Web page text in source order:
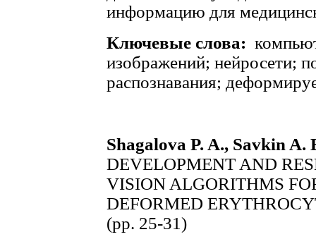
информацию для
Ключевые слова:
изображений; нейросети;
распознавания;
Shagalova P. A., Savkin A.
DEVELOPMENT AND
VISION ALGORITHMS
DEFORMED
(pp. 25-31)